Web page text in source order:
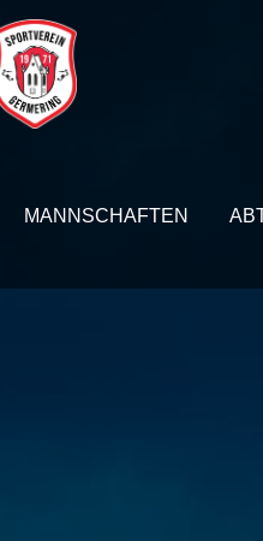
Eintrag "offcanvas-col1" existiert
nicht.
MANNSCHAFTEN